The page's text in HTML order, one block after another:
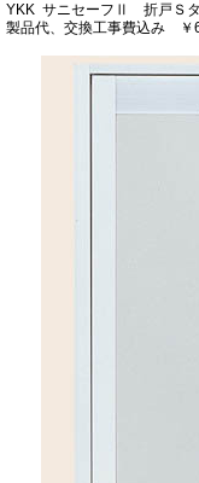
YKK サニセーフⅡ 折戸Ｓ
製品代、交換工事費込み